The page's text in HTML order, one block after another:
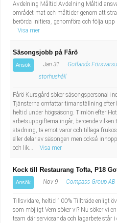
Avdelning Måltid Avdelning Måltid
området mat och måltider genom att
berörda initiera, genomföra och följa
Visa mer
Säsongsjobb på Fårö
Ansök Jan 31 Gotlands
storhushåll
Fårö Kursgård söker säsongspersonal
Tjänsterna omfattar timanställning efter
heltid under högsäsong. Timlön efter
arbetsuppgifterna ingår, beroende
städning, ta emot varor och tillaga
eller delar av säsongen men också
och lik...
Visa mer
Kock till Restaurang Tofta, P18
Ansök Nov 9 Compass Group AB
Tillsvidare, heltid 100% Tillträde enligt
som möjligt Vem söker vi? Nu söker vi
team där serviceanda och lagarbete står